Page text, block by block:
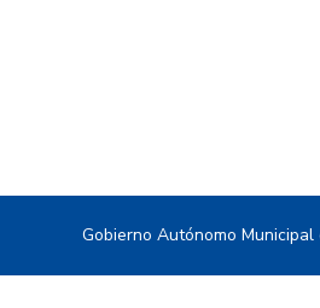
Gobierno Autónomo